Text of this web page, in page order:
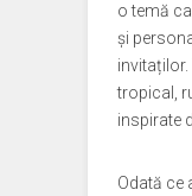
o temă
și
tropical,
inspirate
Odată ce